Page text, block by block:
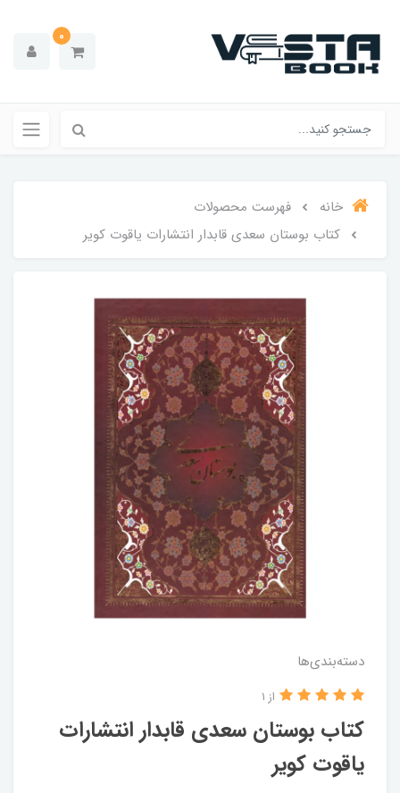
0
خانه
فهرست محصولات
کتاب بوستان سعدی قابدار انتشارات یاقوت کویر
دسته‌بندی‌ها
کتاب بوستان سعدی قابدار انتشارات
یاقوت کویر
از 1